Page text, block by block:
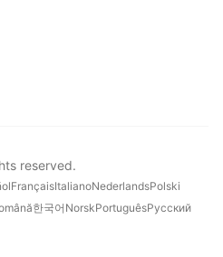
reserved.
FrançaisItalianoNederlandsPolski
한국어 NorskPortuguêsРусский